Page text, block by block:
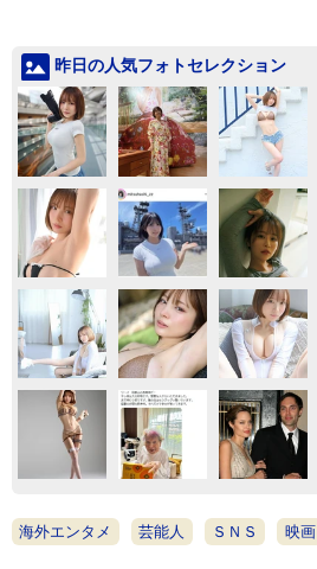
昨日の人気フォトセレクション
海外エンタメ 芸能人 ＳＮＳ 映画